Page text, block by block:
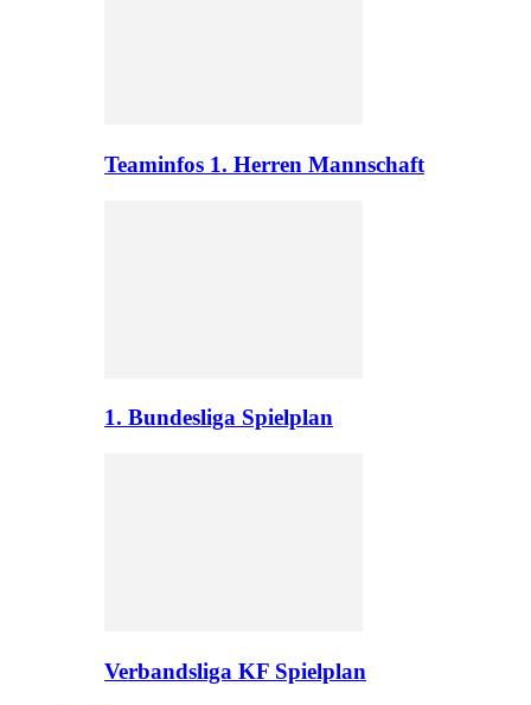
Teaminfos 1. Herren Mannschaft
1. Bundesliga Spielplan
Verbandsliga KF Spielplan